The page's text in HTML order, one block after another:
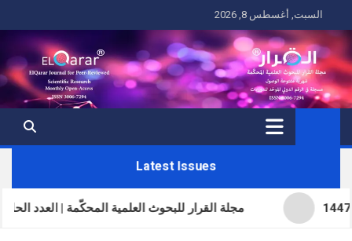
to
content
السبت, أغسطس 8, 2026
Latest Issues
مجلة القرار للبحوث العلمية المحكّمة | العدد الحادي